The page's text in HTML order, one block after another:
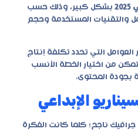
بشكل كبير، وذلك حسب
والتقنيات المستخدمة وحجم
التي تحدد تكلفة إنتاج
من اختيار الخطة الأنسب
بجودة المحتوى.
ناجح؛ كلما كانت الفكرة